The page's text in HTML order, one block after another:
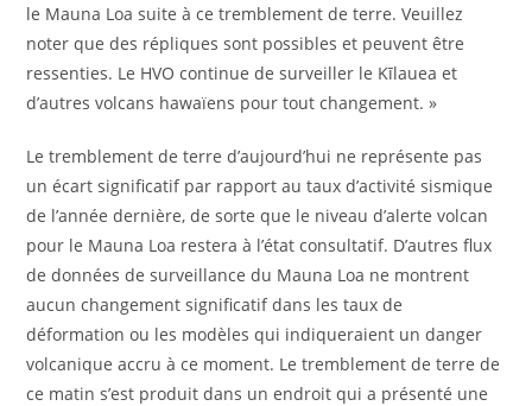
le Mauna Loa suite à ce tremblement de terre. Veuillez
noter que des répliques sont possibles et peuvent être
ressenties. Le HVO continue de surveiller le Kīlauea et
d’autres volcans hawaïens pour tout changement. »
Le tremblement de terre d’aujourd’hui ne représente pas
un écart significatif par rapport au taux d’activité sismique
de l’année dernière, de sorte que le niveau d’alerte volcan
pour le Mauna Loa restera à l’état consultatif. D’autres flux
de données de surveillance du Mauna Loa ne montrent
aucun changement significatif dans les taux de
déformation ou les modèles qui indiqueraient un danger
volcanique accru à ce moment. Le tremblement de terre de
ce matin s’est produit dans un endroit qui a présenté une